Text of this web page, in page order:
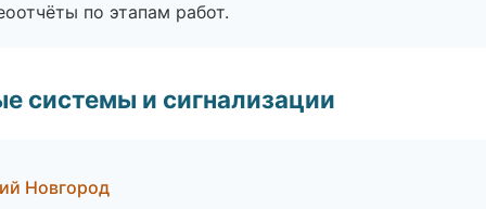
по этапам работ.
системы и сигнализации
Новгород